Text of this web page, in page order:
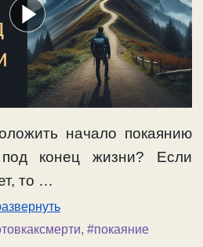
начало покаянию
конец жизни? Если
то …
, #покаяние